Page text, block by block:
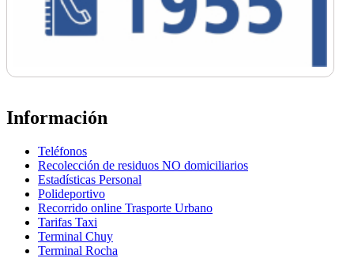
Información
Teléfonos
Recolección de residuos NO domiciliarios
Estadísticas Personal
Polideportivo
Recorrido online Trasporte Urbano
Tarifas Taxi
Terminal Chuy
Terminal Rocha